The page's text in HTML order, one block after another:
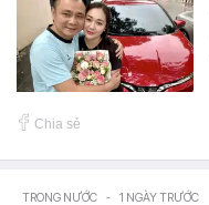
Chia sẻ
TRONG NƯỚC - 1 NGÀY TRƯỚC